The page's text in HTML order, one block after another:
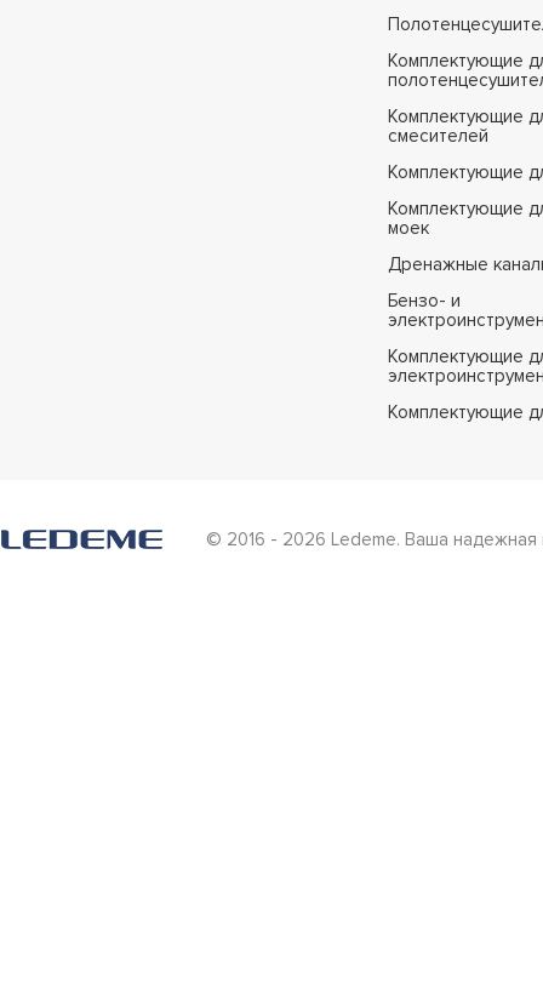
Комплектующие
Комплектующие
смесителей
Комплектующие
Комплектующие
моек
Дренажные
Бензо- и
Комплектующие
Комплектующие
© 2016 - 2026 Ledeme. Ваша